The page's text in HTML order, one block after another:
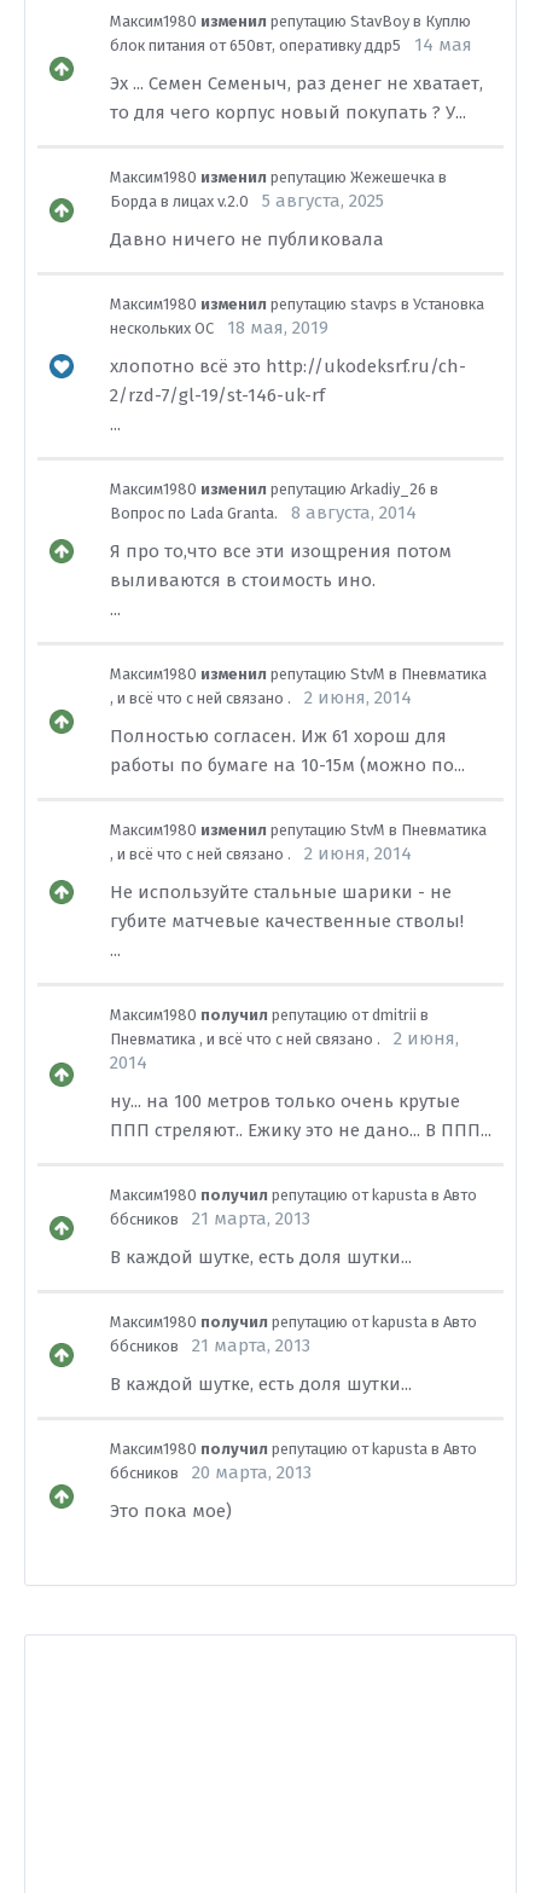
Максим1980 изменил репутацию StavBoy в Куплю
блок питания от 650вт, оперативку ддр5
14 мая
Эх ... Семен Семеныч, раз денег не хватает,
то для чего корпус новый покупать ? У...
Максим1980 изменил репутацию Жежешечка в
Борда в лицах v.2.0
5 августа, 2025
Давно ничего не публиковала
Максим1980 изменил репутацию stavps в Установка
нескольких ОС
18 мая, 2019
хлопотно всё это http://ukodeksrf.ru/ch-
2/rzd-7/gl-19/st-146-uk-rf
...
Максим1980 изменил репутацию Arkadiy_26 в
Вопрос по Lada Granta.
8 августа, 2014
Я про то,что все эти изощрения потом
выливаются в стоимость ино.
...
Максим1980 изменил репутацию StvM в Пневматика
, и всё что с ней связано .
2 июня, 2014
Полностью согласен. Иж 61 хорош для
работы по бумаге на 10-15м (можно по...
Максим1980 изменил репутацию StvM в Пневматика
, и всё что с ней связано .
2 июня, 2014
Не используйте стальные шарики - не
губите матчевые качественные стволы!
...
Максим1980 получил репутацию отdmitrii в
Пневматика , и всё что с ней связано .
2 июня,
2014
ну... на 100 метров только очень крутые
ППП стреляют.. Ежику это не дано... В ППП...
Максим1980 получил репутацию от kapusta в Авто
ббсников
21 марта, 2013
В каждой шутке, есть доля шутки...
Максим1980 получил репутацию от kapusta в Авто
ббсников
21 марта, 2013
В каждой шутке, есть доля шутки...
Максим1980 получил репутацию от kapusta в Авто
ббсников
20 марта, 2013
Это пока мое)